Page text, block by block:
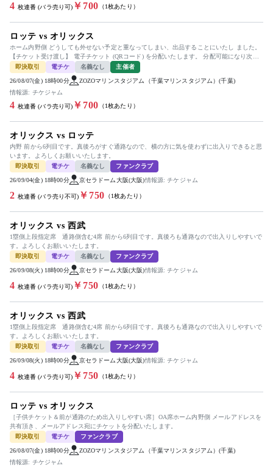
4 枚連番 (バラ売り可) ￥700 （1枚あたり）
ロッテ vs オリックス
ホーム内野側 どうしても外せない予定と重なってしまい、出品することにいたし ました。
【チケット受け渡し】 電子チケット (QRコード) を分配いたします。 分配可能になり次
第、取引連絡に...
即決取引 電チケ 名義なし 主催者
26/08/07(金) 18時00分
ZOZOマリンスタジアム（千葉マリンスタジアム）(千葉)
情報源: チケジャム
4 枚連番 (バラ売り可) ￥700 （1枚あたり）
オリックス vs ロッテ
内野 前から6列目です。真後ろがすぐ通路なので、横の方に気を使わずに出入りできると思
います。よろしくお願いいたします。
即決取引
電チケ 名義なし ファンクラブ
26/09/04(金) 18時00分 京セラドーム大阪(大阪)情報源: チケジャム
2 枚連番 (バラ売り不可) ￥750 （1枚あたり）
オリックス vs 西武
1塁側上段指定席 通路側含む4席 前から6列目です。真後ろも通路なので出入りしやすいで
す。よろしくお願いいたします。
即決取引
電チケ 名義なし ファンクラブ
26/09/08(火) 18時00分 京セラドーム大阪(大阪)情報源: チケジャム
4 枚連番 (バラ売り可) ￥750 （1枚あたり）
オリックス vs 西武
1塁側上段指定席 通路側含む4席 前から6列目です。真後ろも通路なので出入りしやすいで
す。よろしくお願いいたします。
即決取引
電チケ 名義なし ファンクラブ
26/09/08(火) 18時00分 京セラドーム大阪(大阪)情報源: チケジャム
4 枚連番 (バラ売り可) ￥750 （1枚あたり）
ロッテ vs オリックス
［子供チケット＆前が通路のため出入りしやすい席］OA席ホーム内野側 メールアドレスを
共有頂き、メールアドレス宛にチケットを分配いたします。
即決取引
電チケ ファンクラブ
26/08/07(金) 18時00分
ZOZOマリンスタジアム（千葉マリンスタジアム）(千葉)
情報源: チケジャム